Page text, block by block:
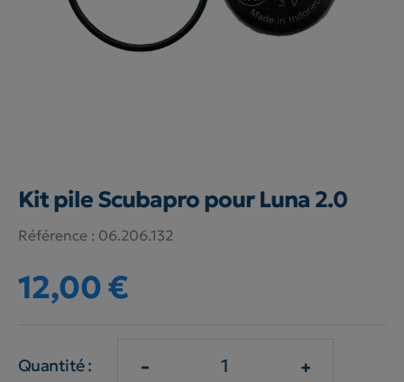
Kit pile Scubapro pour Luna 2.0
Référence : 06.206.132
12,00 €
Quantité : - +